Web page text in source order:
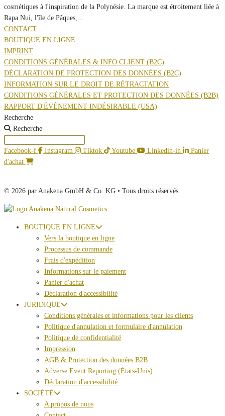
cosmétiques à l'inspiration de la Polynésie. La marque est étroitement liée à
Rapa Nui, l'île de Pâques,...
CONTACT
BOUTIQUE EN LIGNE
IMPRINT
CONDITIONS GÉNÉRALES & INFO CLIENT (B2C)
DÉCLARATION DE PROTECTION DES DONNÉES (B2C)
INFORMATION SUR LE DROIT DE RÉTRACTATION
CONDITIONS GÉNÉRALES ET PROTECTION DES DONNÉES (B2B)
RAPPORT D'ÉVÉNEMENT INDÉSIRABLE (USA)
Recherche
Recherche
Facebook-f Instagram Tiktok Youtube Linkedin-in
Panier
d'achat
© 2026 par Anakena GmbH & Co. KG • Tous droits réservés.
BOUTIQUE EN LIGNE
Vers la boutique en ligne
Processus de commande
Frais d'expédition
Informations sur le paiement
Panier d'achat
Déclaration d'accessibilité
JURIDIQUE
Conditions générales et informations pour les clients
Politique d'annulation et formulaire d'annulation
Politique de confidentialité
Impression
AGB & Protection des données B2B
Adverse Event Reporting (États-Unis)
Déclaration d'accessibilité
SOCIÉTÉ
A propos de nous